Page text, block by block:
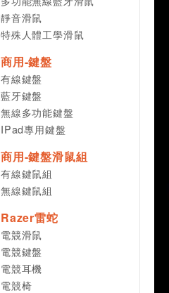
靜音滑鼠
特殊人體工學滑鼠
商用-鍵盤
有線鍵盤
藍牙鍵盤
無線多功能鍵盤
IPad專用鍵盤
商用-鍵盤滑鼠組
有線鍵鼠組
無線鍵鼠組
Razer雷蛇
電競滑鼠
電競鍵盤
電競耳機
電競椅